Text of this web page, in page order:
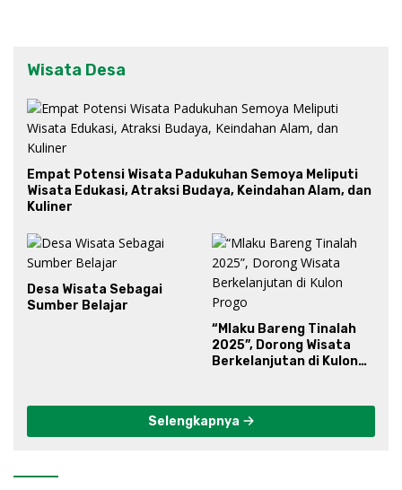
Wisata Desa
Empat Potensi Wisata Padukuhan Semoya Meliputi
Wisata Edukasi, Atraksi Budaya, Keindahan Alam, dan
Kuliner
Desa Wisata Sebagai
Sumber Belajar
“Mlaku Bareng Tinalah
2025”, Dorong Wisata
Berkelanjutan di Kulon
Selengkapnya